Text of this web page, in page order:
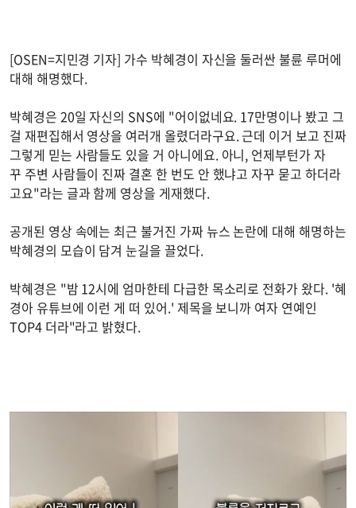
[OSEN=지민경 기자] 가수 박혜경이 자신을 둘러싼 불륜 루머에
대해 해명했다.
박혜경은 20일 자신의 SNS에 "어이없네요. 17만명이나 봤고 그
걸 재편집해서 영상을 여러개 올렸더라구요. 근데 이거 보고 진짜
그렇게 믿는 사람들도 있을 거 아니에요. 아니, 언제부턴가 자
꾸 주변 사람들이 진짜 결혼 한 번도 안 했냐고 자꾸 묻고 하더라
고요"라는 글과 함께 영상을 게재했다.
공개된 영상 속에는 최근 불거진 가짜 뉴스 논란에 대해 해명하는
박혜경의 모습이 담겨 눈길을 끌었다.
박혜경은 "밤 12시에 엄마한테 다급한 목소리로 전화가 왔다. '혜
경아 유튜브에 이런 게 떠 있어.' 제목을 보니까 여자 연예인
TOP4 더라"라고 밝혔다.